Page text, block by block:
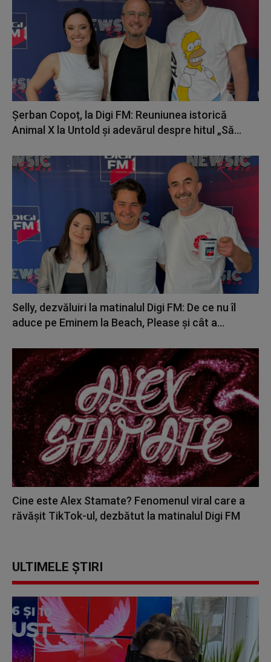
Șerban Copoț, la Digi FM: Reuniunea istorică
Animal X la Untold și adevărul despre hitul „Să...
Selly, dezvăluiri la matinalul Digi FM: De ce nu îl
aduce pe Eminem la Beach, Please și cât a...
Cine este Alex Stamate? Fenomenul viral care a
răvășit TikTok-ul, dezbătut la matinalul Digi FM
ULTIMELE ȘTIRI